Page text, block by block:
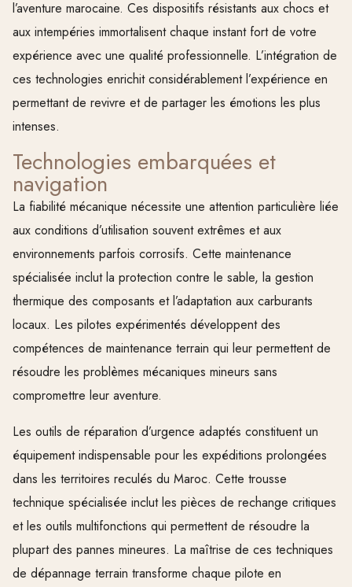
l’aventure marocaine. Ces dispositifs résistants aux chocs et
aux intempéries immortalisent chaque instant fort de votre
expérience avec une qualité professionnelle. L’intégration de
ces technologies enrichit considérablement l’expérience en
permettant de revivre et de partager les émotions les plus
intenses.
Technologies embarquées et
navigation
La fiabilité mécanique nécessite une attention particulière liée
aux conditions d’utilisation souvent extrêmes et aux
environnements parfois corrosifs. Cette maintenance
spécialisée inclut la protection contre le sable, la gestion
thermique des composants et l’adaptation aux carburants
locaux. Les pilotes expérimentés développent des
compétences de maintenance terrain qui leur permettent de
résoudre les problèmes mécaniques mineurs sans
compromettre leur aventure.
Les outils de réparation d’urgence adaptés constituent un
équipement indispensable pour les expéditions prolongées
dans les territoires reculés du Maroc. Cette trousse
technique spécialisée inclut les pièces de rechange critiques
et les outils multifonctions qui permettent de résoudre la
plupart des pannes mineures. La maîtrise de ces techniques
de dépannage terrain transforme chaque pilote en